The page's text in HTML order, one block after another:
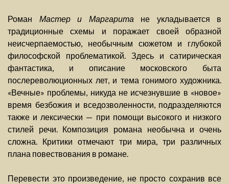
Роман Мастер и Маргарита не укладывается в
традиционные схемы и поражает своей образной
неисчерпаемостью, необычным сюжетом и глубокой
философской проблематикой. Здесь и сатирическая
фантастика, и описание московского быта
послереволюционных лет, и тема гонимого художника.
«Вечные» проблемы, никуда не исчезнувшие в «новое»
время безбожия и вседозволенности, подразделяются
также и лексически — при помощи высокого и низкого
стилей речи. Композиция романа необычна и очень
сложна. Критики отмечают три мира, три различных
плана повествования в романе.
Перевести это произведение, не просто сохранив все